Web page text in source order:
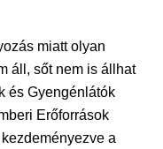
miatt olyan
áll, sőt nem is állhat
és Gyengénlátók
Erőforrások
a